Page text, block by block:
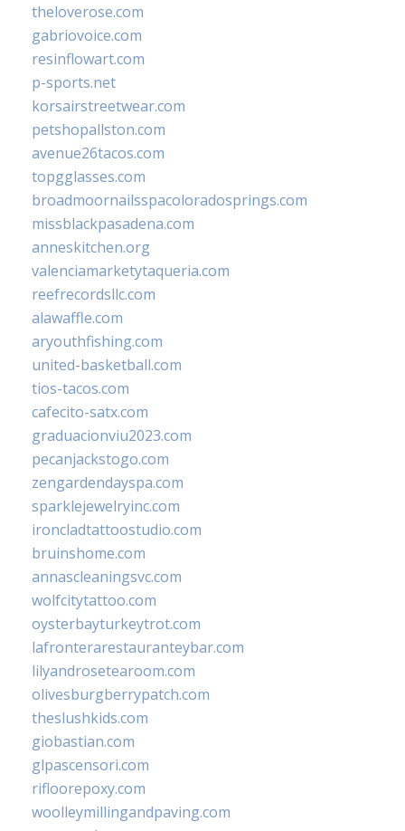
theloverose.com
gabriovoice.com
resinflowart.com
p-sports.net
korsairstreetwear.com
petshopallston.com
avenue26tacos.com
topgglasses.com
broadmoornailsspacoloradosprings.com
missblackpasadena.com
anneskitchen.org
valenciamarketytaqueria.com
reefrecordsllc.com
alawaffle.com
aryouthfishing.com
united-basketball.com
tios-tacos.com
cafecito-satx.com
graduacionviu2023.com
pecanjackstogo.com
zengardendayspa.com
sparklejewelryinc.com
ironcladtattoostudio.com
bruinshome.com
annascleaningsvc.com
wolfcitytattoo.com
oysterbayturkeytrot.com
lafronterarestauranteybar.com
lilyandrosetearoom.com
olivesburgberrypatch.com
theslushkids.com
giobastian.com
glpascensori.com
rifloorepoxy.com
woolleymillingandpaving.com